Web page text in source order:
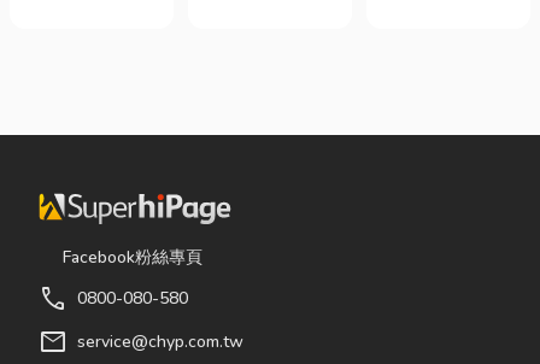
同步規劃空氣
濕氣會躲進看
不到的地方持
續發酵。常見
更衣間、衣帽
間： 精品包、
相較於一般小
展現台東的人
聚會、公司聚
紅稅」不是一
Facebook粉絲專頁
call 0800-080-580
mail service@chyp.com.tw